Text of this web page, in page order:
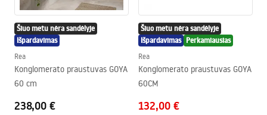
Šiuo metu nėra sandėlyje
Išpardavimas
Rea
Konglomerato praustuvas GOYA
60 cm
238,00 €
Šiuo metu nėra sandėlyje
Išpardavimas Perkamiausias
Rea
Konglomerato praustuvas GOYA
60CM
132,00 €